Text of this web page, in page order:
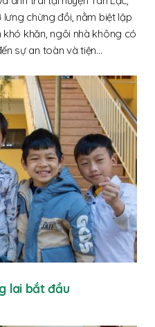
lưng chừng đồi, nằm biệt lập
khó khăn, ngôi nhà không có
sự an toàn và tiện…
lai bắt đầu